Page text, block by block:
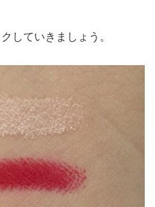
していきましょう。